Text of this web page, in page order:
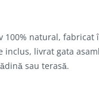
100% natural,
inclus, livrat gata
sau terasă.